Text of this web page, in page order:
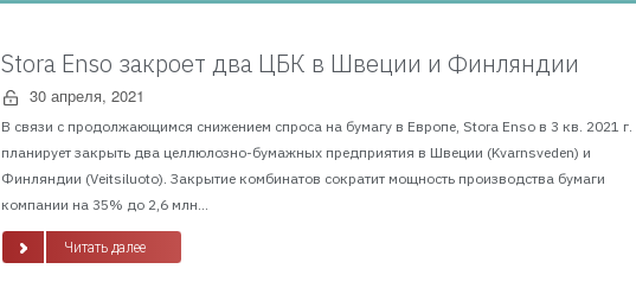
Stora Enso закроет два ЦБК в Швеции и Финляндии
30 апреля, 2021
В связи с продолжающимся снижением спроса на бумагу в Европе, Stora Enso в 3 кв. 2021 г.
планирует закрыть два целлюлозно-бумажных предприятия в Швеции (Kvarnsveden) и
Финляндии (Veitsiluoto). Закрытие комбинатов сократит мощность производства бумаги
компании на 35% до 2,6 млн...
Читать далее